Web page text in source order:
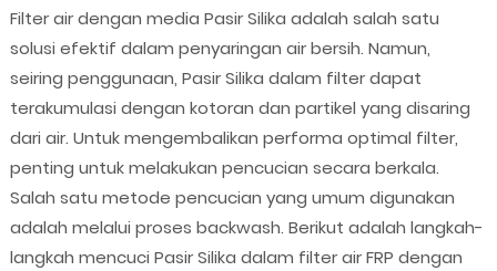
Filter air dengan media Pasir Silika adalah salah satu
solusi efektif dalam penyaringan air bersih. Namun,
seiring penggunaan, Pasir Silika dalam filter dapat
terakumulasi dengan kotoran dan partikel yang disaring
dari air. Untuk mengembalikan performa optimal filter,
penting untuk melakukan pencucian secara berkala.
Salah satu metode pencucian yang umum digunakan
adalah melalui proses backwash. Berikut adalah langkah-
langkah mencuci Pasir Silika dalam filter air FRP dengan